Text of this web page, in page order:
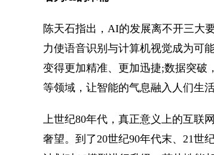
陈天石指出，AI的发展离不开三大
力使语音识别与计算机视觉成为可
变得更加精准、更加迅捷;数据突破
等领域，让智能的气息融入人们生
上世纪80年代，真正意义上的互
奢望。到了20世纪90年代末、21世